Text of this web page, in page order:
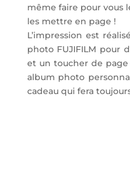
même faire pour vous
les mettre en page !
L’impression est
photo FUJIFILM pour
et un toucher de
album photo
cadeau qui fera